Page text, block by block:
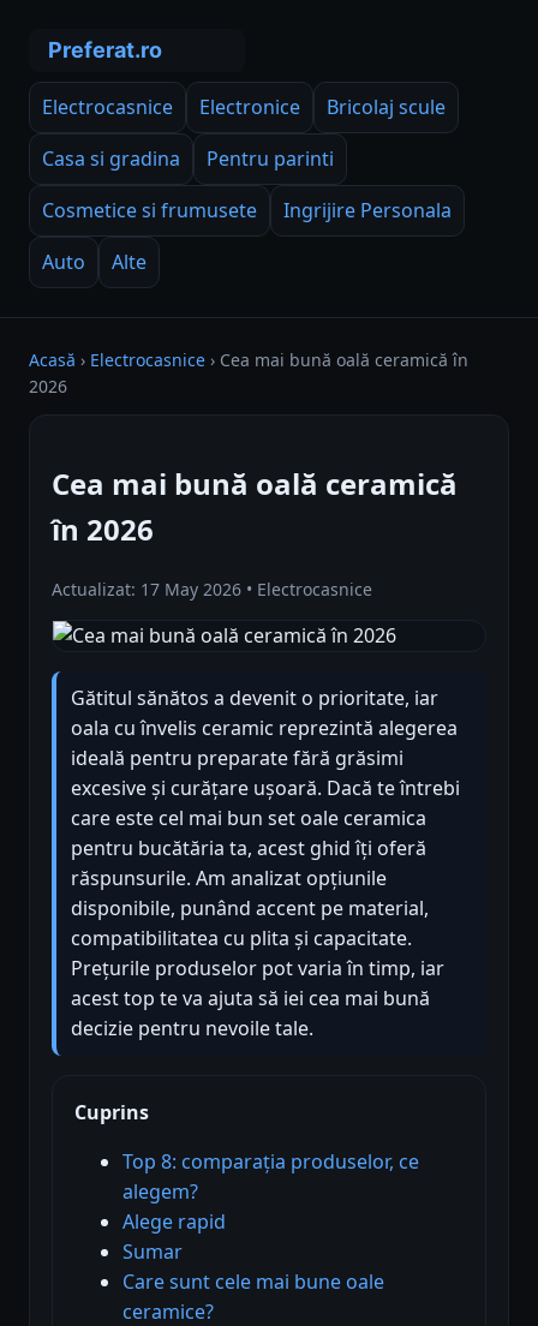
Electrocasnice Electronice
Bricolaj scule
Casa si gradina
Pentru parinti
Cosmetice si frumusete
Ingrijire Personala
Auto
Alte
Acasă › Electrocasnice › Cea mai bună oală ceramică în
2026
Cea mai bună oală ceramică
în 2026
Actualizat: 17 May 2026 • Electrocasnice
Gătitul sănătos a devenit o prioritate, iar
oala cu învelis ceramic reprezintă alegerea
ideală pentru preparate fără grăsimi
excesive și curățare ușoară. Dacă te întrebi
care este cel mai bun set oale ceramica
pentru bucătăria ta, acest ghid îți oferă
răspunsurile. Am analizat opțiunile
disponibile, punând accent pe material,
compatibilitatea cu plita și capacitate.
Prețurile produselor pot varia în timp, iar
acest top te va ajuta să iei cea mai bună
decizie pentru nevoile tale.
Cuprins
Top 8: comparația produselor, ce
alegem?
Alege rapid
Sumar
Care sunt cele mai bune oale
ceramice?